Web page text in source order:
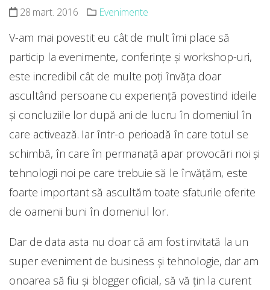
28 mart. 2016 Evenimente
V-am mai povestit eu cât de mult îmi place să
particip la evenimente, conferințe și workshop-uri,
este incredibil cât de multe poți învăța doar
ascultând persoane cu experiență povestind ideile
și concluziile lor după ani de lucru în domeniul în
care activează. Iar într-o perioadă în care totul se
schimbă, în care în permanață apar provocări noi și
tehnologii noi pe care trebuie să le învățăm, este
foarte important să ascultăm toate sfaturile oferite
de oamenii buni în domeniul lor.
Dar de data asta nu doar că am fost invitată la un
super eveniment de business și tehnologie, dar am
onoarea să fiu și blogger oficial, să vă țin la curent